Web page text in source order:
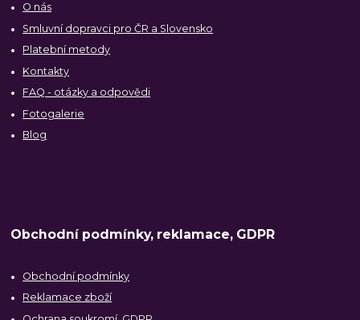
O nás
Smluvní dopravci pro ČR a Slovensko
Platební metody
Kontakty
FAQ - otázky a odpovědi
Fotogalerie
Blog
Obchodní podmínky, reklamace, GDPR
Obchodní podmínky
Reklamace zboží